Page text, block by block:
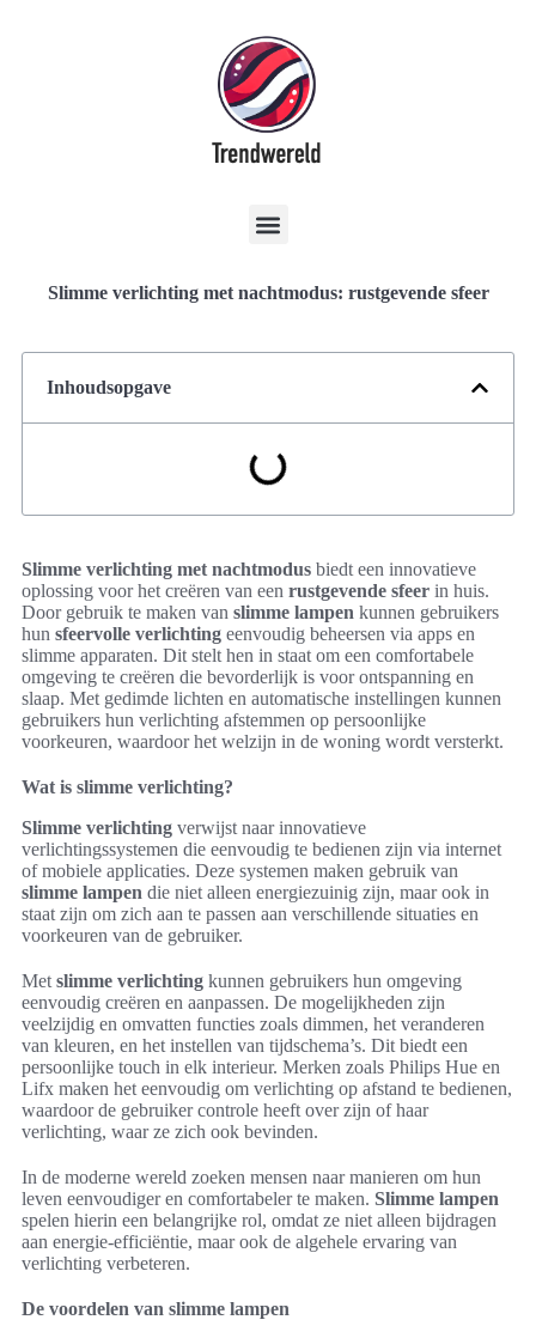
Slimme verlichting met nachtmodus: rustgevende sfeer
Inhoudsopgave
Slimme verlichting met nachtmodus biedt een innovatieve
oplossing voor het creëren van een rustgevende sfeer in huis.
Door gebruik te maken van slimme lampen kunnen gebruikers
hun sfeervolle verlichting eenvoudig beheersen via apps en
slimme apparaten. Dit stelt hen in staat om een comfortabele
omgeving te creëren die bevorderlijk is voor ontspanning en
slaap. Met gedimde lichten en automatische instellingen kunnen
gebruikers hun verlichting afstemmen op persoonlijke
voorkeuren, waardoor het welzijn in de woning wordt versterkt.
Wat is slimme verlichting?
Slimme verlichting verwijst naar innovatieve
verlichtingssystemen die eenvoudig te bedienen zijn via internet
of mobiele applicaties. Deze systemen maken gebruik van
slimme lampen die niet alleen energiezuinig zijn, maar ook in
staat zijn om zich aan te passen aan verschillende situaties en
voorkeuren van de gebruiker.
Met slimme verlichting kunnen gebruikers hun omgeving
eenvoudig creëren en aanpassen. De mogelijkheden zijn
veelzijdig en omvatten functies zoals dimmen, het veranderen
van kleuren, en het instellen van tijdschema’s. Dit biedt een
persoonlijke touch in elk interieur. Merken zoals Philips Hue en
Lifx maken het eenvoudig om verlichting op afstand te bedienen,
waardoor de gebruiker controle heeft over zijn of haar
verlichting, waar ze zich ook bevinden.
In de moderne wereld zoeken mensen naar manieren om hun
leven eenvoudiger en comfortabeler te maken. Slimme lampen
spelen hierin een belangrijke rol, omdat ze niet alleen bijdragen
aan energie-efficiëntie, maar ook de algehele ervaring van
verlichting verbeteren.
De voordelen van slimme lampen